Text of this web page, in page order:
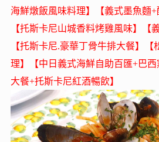
海鮮燉飯風味料理】【義式墨魚麵+
【托斯卡尼山城香料烤雞風味】【
【托斯卡尼.豪華丁骨牛排大餐】
理】【中日義式海鮮自助百匯+巴
大餐+托斯卡尼紅酒暢飲】